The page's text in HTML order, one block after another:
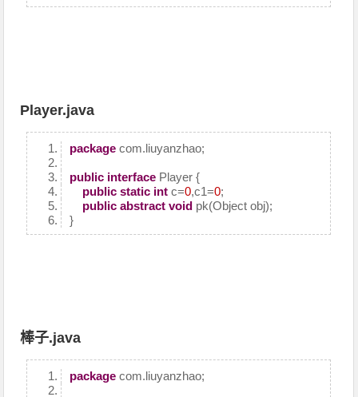
Player.java
package com.liuyanzhao;
public interface Player {
public static int c=0,c1=0;
public abstract void pk(Object obj);
}
棒子.java
package com.liuyanzhao;